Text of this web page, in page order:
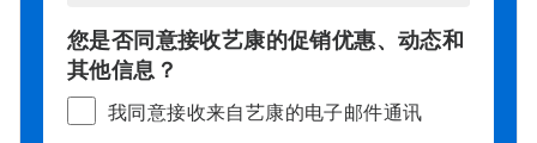
您是否同意接收艺康的促销优惠、动态和
其他信息？
我同意接收来自艺康的电子邮件通讯